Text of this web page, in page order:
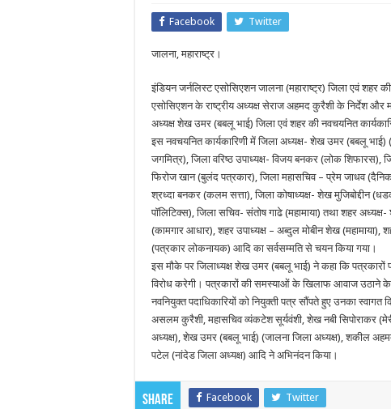
Facebook Twitter
जालना, महाराष्ट्र।
इंडियन जर्नलिस्ट एसोसिएशन जालना (महाराष्ट्र) जिला एवं शहर
एसोसिएशन के राष्ट्रीय अध्यक्ष सेराज अहमद कुरैशी के निर्देश और
अध्यक्ष शेख उमर (बबलू भाई) जिला एवं शहर की नवचयनित
इस नवचयनित कार्यकारिणी में जिला अध्यक्ष- शेख उमर (बबलू
जगमित्र), जिला वरिष्ठ उपाध्यक्ष- विजय बनकर (लोक शिफारस),
फिरोज खान (बुलंद पत्रकार), जिला महासचिव – प्रेम जाधव (दैनिक
श्रध्दा बनकर (कलम सत्ता), जिला कोषाध्यक्ष- शेख मुजिबोद्दीन
पॉलिटिक्स), जिला सचिव- संतोष गाढे (महामाया) तथा शहर
(कामगार आधार), शहर उपाध्यक्ष – अब्दुल मोबीन शेख
(पत्रकार लोकनायक) आदि का सर्वसम्मति से चयन किया गया।
इस मौके पर जिलाध्यक्ष शेख उमर (बबलू भाई) ने कहा कि
विरोध करेगी। पत्रकारों की समस्याओं के खिलाफ आवाज उठाने के
नवनियुक्त पदाधिकारियों को नियुक्ती पत्र सौंपते हुए उनका स्वागत
असलम कुरैशी, महासचिव व्यंकटेश सूर्यवंशी, शेख नबी सिपोराकर
अध्यक्ष), शेख उमर (बबलू भाई) (जालना जिला अध्यक्ष), शकील अहमद
पटेल (नांदेड जिला अध्यक्ष) आदि ने अभिनंदन किया।
Share Facebook Twitter